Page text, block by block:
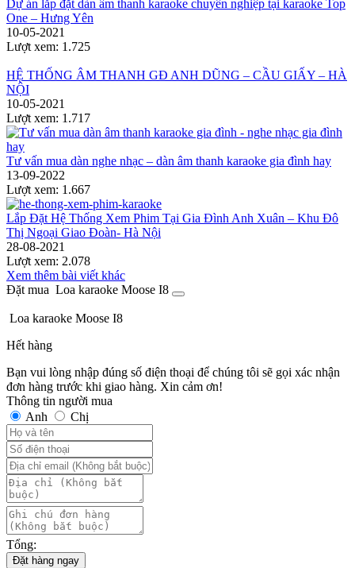
Dự án lắp đặt dàn âm thanh karaoke chuyên nghiệp tại karaoke Top
One – Hưng Yên
10-05-2021
Lượt xem: 1.725
HỆ THỐNG ÂM THANH GĐ ANH DŨNG – CẦU GIẤY – HÀ
NỘI
10-05-2021
Lượt xem: 1.717
Tư vấn mua dàn nghe nhạc – dàn âm thanh karaoke gia đình hay
13-09-2022
Lượt xem: 1.667
Lắp Đặt Hệ Thống Xem Phim Tại Gia Đình Anh Xuân – Khu Đô
Thị Ngoại Giao Đoàn- Hà Nội
28-08-2021
Lượt xem: 2.078
Xem thêm bài viết khác
Đặt mua Loa karaoke Moose I8
Loa karaoke Moose I8
Hết hàng
Bạn vui lòng nhập đúng số điện thoại để chúng tôi sẽ gọi xác nhận
đơn hàng trước khi giao hàng. Xin cảm ơn!
Thông tin người mua
Anh
Chị
Tổng:
Đặt hàng ngay